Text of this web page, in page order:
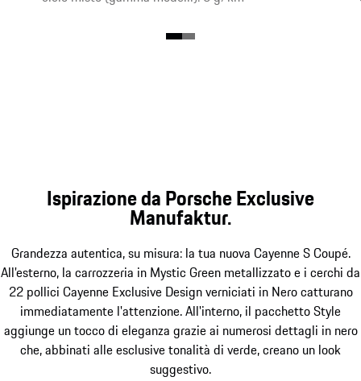
Ispirazione da Porsche Exclusive
Manufaktur.
Grandezza autentica, su misura: la tua nuova Cayenne S Coupé.
All'esterno, la carrozzeria in Mystic Green metallizzato e i cerchi da
22 pollici Cayenne Exclusive Design verniciati in Nero catturano
immediatamente l'attenzione. All'interno, il pacchetto Style
aggiunge un tocco di eleganza grazie ai numerosi dettagli in nero
che, abbinati alle esclusive tonalità di verde, creano un look
suggestivo.